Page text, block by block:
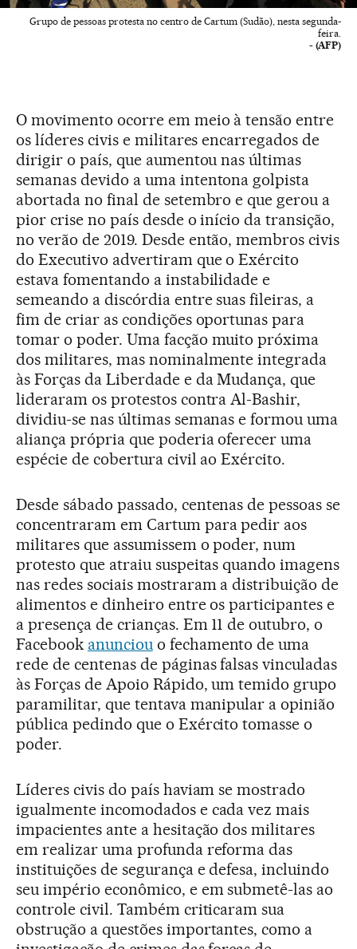
Grupo de pessoas protesta no centro de Cartum (Sudão), nesta segunda-
feira.
- (AFP)
O movimento ocorre em meio à tensão entre
os líderes civis e militares encarregados de
dirigir o país, que aumentou nas últimas
semanas devido a uma intentona golpista
abortada no final de setembro e que gerou a
pior crise no país desde o início da transição,
no verão de 2019. Desde então, membros civis
do Executivo advertiram que o Exército
estava fomentando a instabilidade e
semeando a discórdia entre suas fileiras, a
fim de criar as condições oportunas para
tomar o poder. Uma facção muito próxima
dos militares, mas nominalmente integrada
às Forças da Liberdade e da Mudança, que
lideraram os protestos contra Al-Bashir,
dividiu-se nas últimas semanas e formou uma
aliança própria que poderia oferecer uma
espécie de cobertura civil ao Exército.
Desde sábado passado, centenas de pessoas se
concentraram em Cartum para pedir aos
militares que assumissem o poder, num
protesto que atraiu suspeitas quando imagens
nas redes sociais mostraram a distribuição de
alimentos e dinheiro entre os participantes e
a presença de crianças. Em 11 de outubro, o
Facebook anunciou o fechamento de uma
rede de centenas de páginas falsas vinculadas
às Forças de Apoio Rápido, um temido grupo
paramilitar, que tentava manipular a opinião
pública pedindo que o Exército tomasse o
poder.
Líderes civis do país haviam se mostrado
igualmente incomodados e cada vez mais
impacientes ante a hesitação dos militares
em realizar uma profunda reforma das
instituições de segurança e defesa, incluindo
seu império econômico, e em submetê-las ao
controle civil. Também criticaram sua
obstrução a questões importantes, como a